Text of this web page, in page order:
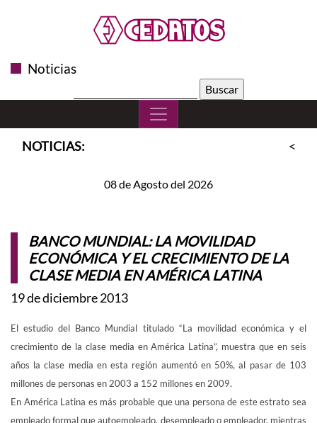
Noticias
NOTICIAS: <<
08 de Agosto del 2026
BANCO MUNDIAL: LA MOVILIDAD
ECONÓMICA Y EL CRECIMIENTO DE LA
CLASE MEDIA EN AMÉRICA LATINA
19 de diciembre 2013
El estudio del Banco Mundial titulado “La movilidad económica y el
crecimiento de la clase media en América Latina”, muestra que en seis
años la clase media en esta región aumentó en 50%, al pasar de 103
millones de personas en 2003 a 152 millones en 2009.
En América Latina es más probable que una persona de este estrato sea
empleado formal que autoempleado, desempleado o empleador, mientras